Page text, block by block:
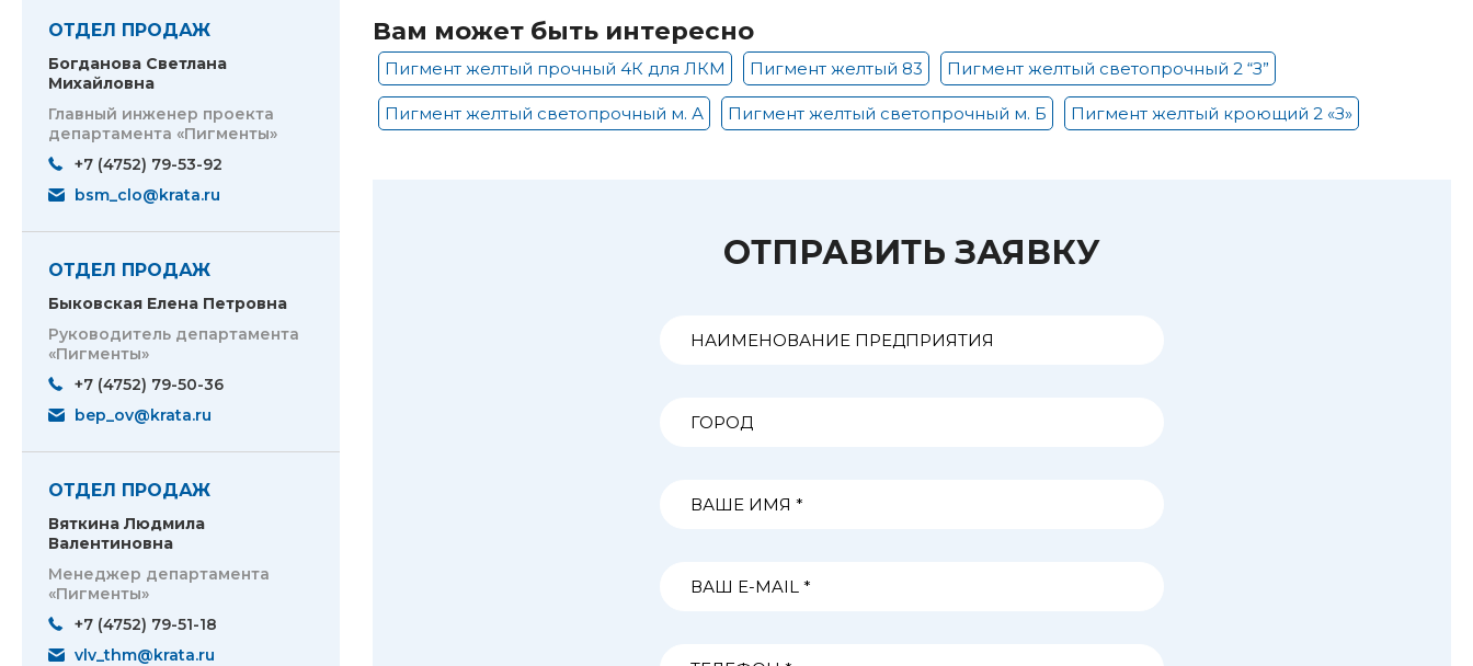
ОТДЕЛ ПРОДАЖ
Богданова Светлана
Михайловна
Главный инженер проекта
департамента «Пигменты»
+7 (4752) 79-53-92
bsm_clo@krata.ru
ОТДЕЛ ПРОДАЖ
Быковская Елена Петровна
Руководитель департамента
«Пигменты»
+7 (4752) 79-50-36
bep_ov@krata.ru
ОТДЕЛ ПРОДАЖ
Вяткина Людмила
Валентиновна
Менеджер департамента
«Пигменты»
+7 (4752) 79-51-18
vlv_thm@krata.ru
Вам может быть интересно
Пигмент желтый прочный 4К для ЛКМ Пигмент желтый 83 Пигмент желтый светопрочный 2 “З”
Пигмент желтый светопрочный м. А Пигмент желтый светопрочный м. Б Пигмент желтый кроющий 2 «З»
ОТПРАВИТЬ ЗАЯВКУ